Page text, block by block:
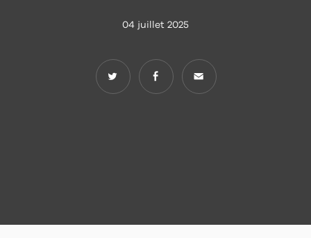
04 juillet 2025